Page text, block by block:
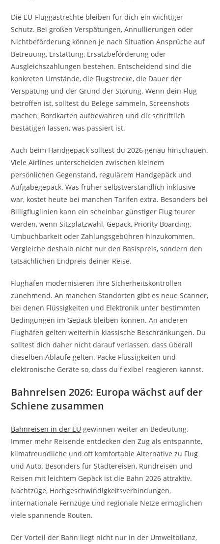
Die EU-Fluggastrechte bleiben für dich ein wichtiger
Schutz. Bei großen Verspätungen, Annullierungen oder
Nichtbeförderung können je nach Situation Ansprüche auf
Betreuung, Erstattung, Ersatzbeförderung oder
Ausgleichszahlungen bestehen. Entscheidend sind die
konkreten Umstände, die Flugstrecke, die Dauer der
Verspätung und der Grund der Störung. Wenn dein Flug
betroffen ist, solltest du Belege sammeln, Screenshots
machen, Bordkarten aufbewahren und dir schriftlich
bestätigen lassen, was passiert ist.
Auch beim Handgepäck solltest du 2026 genau hinschauen.
Viele Airlines unterscheiden zwischen kleinem
persönlichen Gegenstand, regulärem Handgepäck und
Aufgabegepäck. Was früher selbstverständlich inklusive
war, kostet heute bei manchen Tarifen extra. Besonders bei
Billigfluglinien kann ein scheinbar günstiger Flug teurer
werden, wenn Sitzplatzwahl, Gepäck, Priority Boarding,
Umbuchbarkeit oder Zahlungsgebühren hinzukommen.
Vergleiche deshalb nicht nur den Basispreis, sondern den
tatsächlichen Endpreis deiner Reise.
Flughäfen modernisieren ihre Sicherheitskontrollen
zunehmend. An manchen Standorten gibt es neue Scanner,
bei denen Flüssigkeiten und Elektronik unter bestimmten
Bedingungen im Gepäck bleiben können. An anderen
Flughäfen gelten weiterhin klassische Beschränkungen. Du
solltest dich daher nicht darauf verlassen, dass überall
dieselben Abläufe gelten. Packe Flüssigkeiten und
elektronische Geräte so, dass du flexibel reagieren kannst.
Bahnreisen 2026: Europa wächst auf der
Schiene zusammen
Bahnreisen in der EU gewinnen weiter an Bedeutung.
Immer mehr Reisende entdecken den Zug als entspannte,
klimafreundliche und oft komfortable Alternative zu Flug
und Auto. Besonders für Städtereisen, Rundreisen und
Reisen mit leichtem Gepäck ist die Bahn 2026 attraktiv.
Nachtzüge, Hochgeschwindigkeitsverbindungen,
internationale Fernzüge und regionale Netze ermöglichen
viele spannende Routen.
Der Vorteil der Bahn liegt nicht nur in der Umweltbilanz,